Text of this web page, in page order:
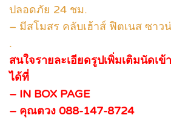
ปลอดภัย 24 ชม.
– มีสโมสร คลับเฮ้าส์ ฟิตเนส ซาว
.
สนใจรายละเอียดรูปเพิ่มเติมนัดเ
ได้ที่
– IN BOX PAGE
– คุณตวง 088-147-8724